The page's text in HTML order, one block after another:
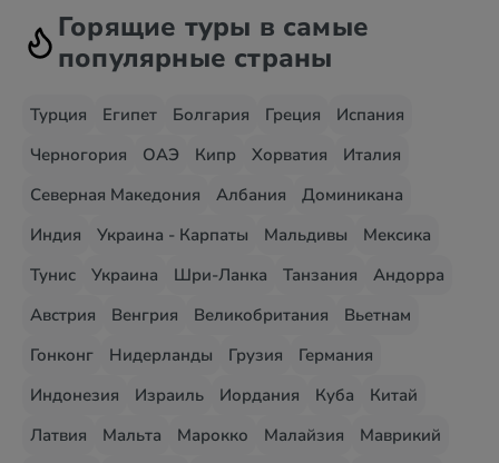
Горящие туры в самые
популярные страны
Турция Египет Болгария Греция
Испания
Черногория
ОАЭ Кипр Хорватия
Италия
Северная Македония
Албания
Доминикана
Индия
Украина - Карпаты Мальдивы
Мексика
Тунис
Украина Шри-Ланка Танзания
Андорра
Австрия
Венгрия Великобритания
Вьетнам
Гонконг
Нидерланды Грузия
Германия
Индонезия
Израиль Иордания Куба
Китай
Латвия
Мальта Марокко Малайзия
Маврикий